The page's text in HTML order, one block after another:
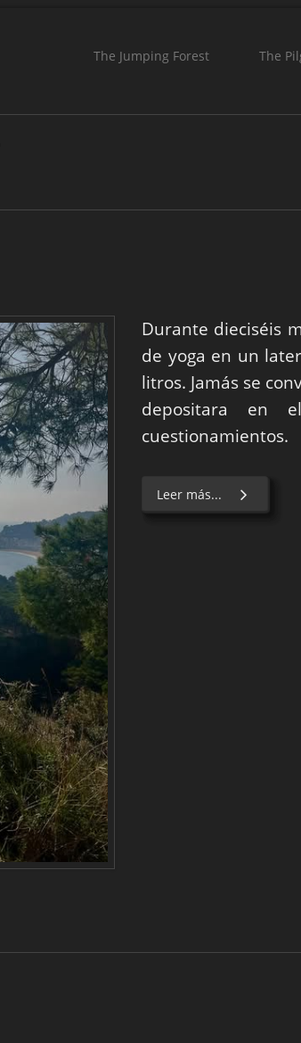
The Jumping Forest The
Durante dieciséis
de yoga en un
litros. Jamás se
depositara en
cuestionamientos.
Leer más...